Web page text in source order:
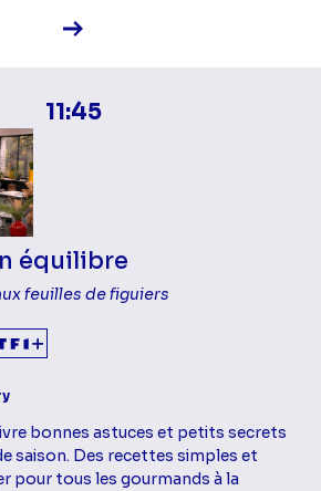
Voir la fiche diffusion
11:45
équilibre
feuilles de figuiers
bonnes astuces et petits secrets
saison. Des recettes simples et
pour tous les gourmands à la